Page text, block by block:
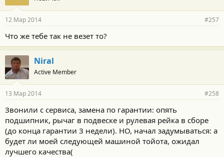
12 Мар 2014 #257
Что же тебе так не везет то?
Niral
Active Member
13 Мар 2014 #258
Звонили с сервиса, замена по гарантии: опять
подшипник, рычаг в подвеске и рулевая рейка в сборе
(до конца гарантии 3 недели). НО, начал задумываться: а
будет ли моей следующей машиной тойота, ожидал
лучшего качества(